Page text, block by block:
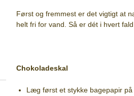
Først og fremmest er det vigtigt at
helt fri for vand. Så er dét i hvert
Chokoladeskal
Læg først et stykke bagepapir